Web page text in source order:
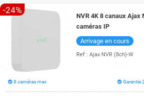
-24%
NVR 4K 8 canaux Ajax
caméras IP
Arrivage en cours
Ref : Ajax NVR (8ch)-W
8 caméras max Garantie